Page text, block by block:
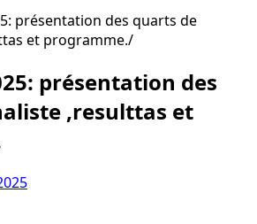
présentation des quarts de
et programme.
présentation des
,resulttas et